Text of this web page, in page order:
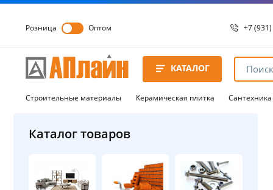
Розница Оптом +7
8 8172
8 8172
КАТАЛОГ
Строительные материалы Керамическая плитка Сантехника
Каталог товаров